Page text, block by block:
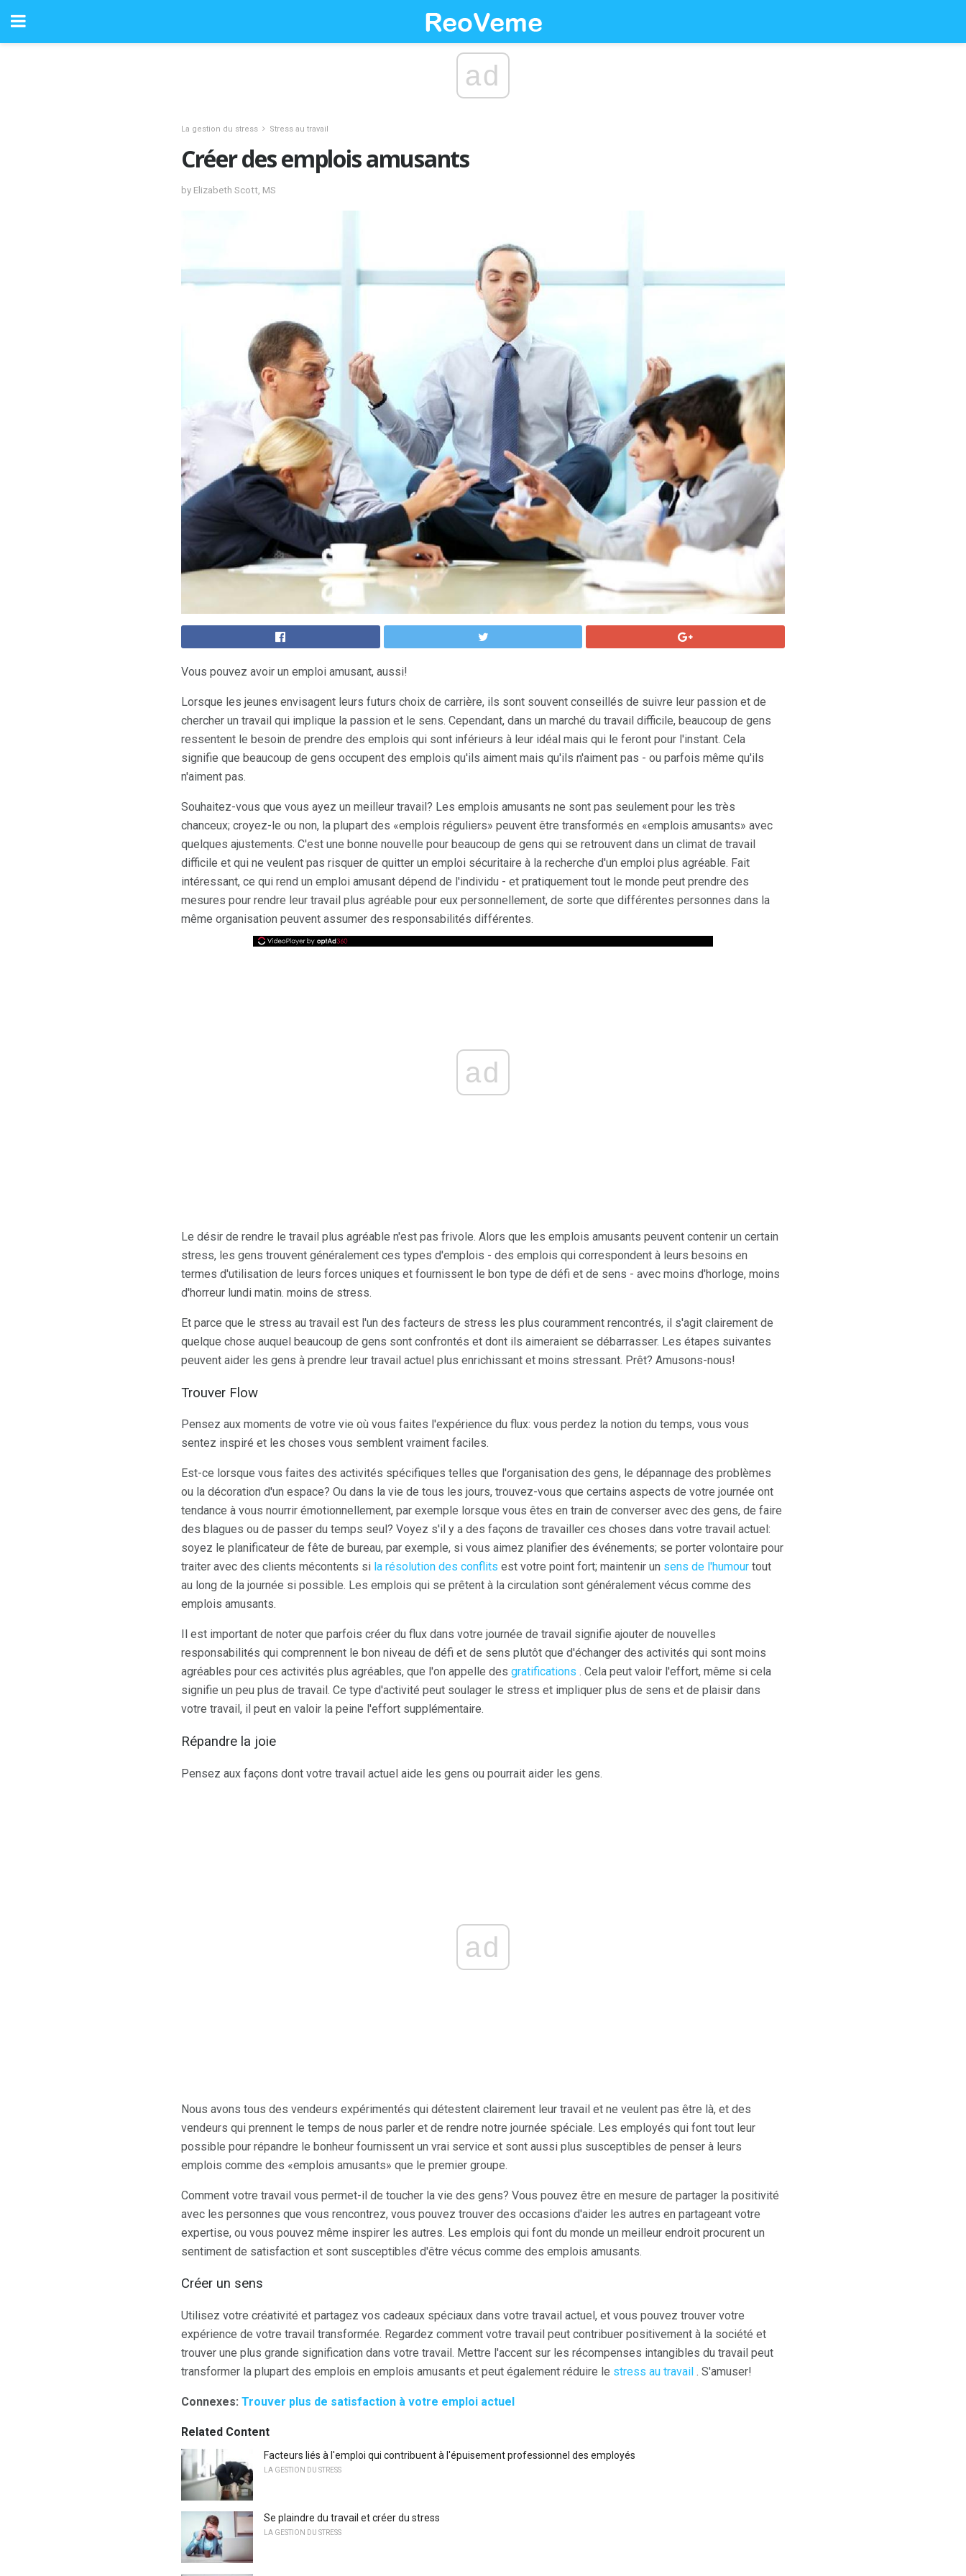
ad
La gestion du stress Stress au travail
Créer des emplois amusants
by Elizabeth Scott, MS
Vous pouvez avoir un emploi amusant, aussi!
Lorsque les jeunes envisagent leurs futurs choix de carrière, ils sont souvent conseillés de suivre leur passion et de
chercher un travail qui implique la passion et le sens. Cependant, dans un marché du travail difficile, beaucoup de gens
ressentent le besoin de prendre des emplois qui sont inférieurs à leur idéal mais qui le feront pour l'instant. Cela
signifie que beaucoup de gens occupent des emplois qu'ils aiment mais qu'ils n'aiment pas - ou parfois même qu'ils
n'aiment pas.
Souhaitez-vous que vous ayez un meilleur travail? Les emplois amusants ne sont pas seulement pour les très
chanceux; croyez-le ou non, la plupart des «emplois réguliers» peuvent être transformés en «emplois amusants» avec
quelques ajustements. C'est une bonne nouvelle pour beaucoup de gens qui se retrouvent dans un climat de travail
difficile et qui ne veulent pas risquer de quitter un emploi sécuritaire à la recherche d'un emploi plus agréable. Fait
intéressant, ce qui rend un emploi amusant dépend de l'individu - et pratiquement tout le monde peut prendre des
mesures pour rendre leur travail plus agréable pour eux personnellement, de sorte que différentes personnes dans la
même organisation peuvent assumer des responsabilités différentes.
ad
Le désir de rendre le travail plus agréable n'est pas frivole. Alors que les emplois amusants peuvent contenir un certain
stress, les gens trouvent généralement ces types d'emplois - des emplois qui correspondent à leurs besoins en
termes d'utilisation de leurs forces uniques et fournissent le bon type de défi et de sens - avec moins d'horloge, moins
d'horreur lundi matin. moins de stress.
Et parce que le stress au travail est l'un des facteurs de stress les plus couramment rencontrés, il s'agit clairement de
quelque chose auquel beaucoup de gens sont confrontés et dont ils aimeraient se débarrasser. Les étapes suivantes
peuvent aider les gens à prendre leur travail actuel plus enrichissant et moins stressant. Prêt? Amusons-nous!
Trouver Flow
Pensez aux moments de votre vie où vous faites l'expérience du flux: vous perdez la notion du temps, vous vous
sentez inspiré et les choses vous semblent vraiment faciles.
Est-ce lorsque vous faites des activités spécifiques telles que l'organisation des gens, le dépannage des problèmes
ou la décoration d'un espace? Ou dans la vie de tous les jours, trouvez-vous que certains aspects de votre journée ont
tendance à vous nourrir émotionnellement, par exemple lorsque vous êtes en train de converser avec des gens, de faire
des blagues ou de passer du temps seul? Voyez s'il y a des façons de travailler ces choses dans votre travail actuel:
soyez le planificateur de fête de bureau, par exemple, si vous aimez planifier des événements; se porter volontaire pour
traiter avec des clients mécontents si la résolution des conflits est votre point fort; maintenir un sens de l'humour tout
au long de la journée si possible. Les emplois qui se prêtent à la circulation sont généralement vécus comme des
emplois amusants.
Il est important de noter que parfois créer du flux dans votre journée de travail signifie ajouter de nouvelles
responsabilités qui comprennent le bon niveau de défi et de sens plutôt que d'échanger des activités qui sont moins
agréables pour ces activités plus agréables, que l'on appelle des gratifications . Cela peut valoir l'effort, même si cela
signifie un peu plus de travail. Ce type d'activité peut soulager le stress et impliquer plus de sens et de plaisir dans
votre travail, il peut en valoir la peine l'effort supplémentaire.
Répandre la joie
Pensez aux façons dont votre travail actuel aide les gens ou pourrait aider les gens.
ad
Nous avons tous des vendeurs expérimentés qui détestent clairement leur travail et ne veulent pas être là, et des
vendeurs qui prennent le temps de nous parler et de rendre notre journée spéciale. Les employés qui font tout leur
possible pour répandre le bonheur fournissent un vrai service et sont aussi plus susceptibles de penser à leurs
emplois comme des «emplois amusants» que le premier groupe.
Comment votre travail vous permet-il de toucher la vie des gens? Vous pouvez être en mesure de partager la positivité
avec les personnes que vous rencontrez, vous pouvez trouver des occasions d'aider les autres en partageant votre
expertise, ou vous pouvez même inspirer les autres. Les emplois qui font du monde un meilleur endroit procurent un
sentiment de satisfaction et sont susceptibles d'être vécus comme des emplois amusants.
Créer un sens
Utilisez votre créativité et partagez vos cadeaux spéciaux dans votre travail actuel, et vous pouvez trouver votre
expérience de votre travail transformée. Regardez comment votre travail peut contribuer positivement à la société et
trouver une plus grande signification dans votre travail. Mettre l'accent sur les récompenses intangibles du travail peut
transformer la plupart des emplois en emplois amusants et peut également réduire le stress au travail . S'amuser!
Connexes: Trouver plus de satisfaction à votre emploi actuel
Related Content
Facteurs liés à l'emploi qui contribuent à l'épuisement professionnel des employés
LA GESTION DU STRESS
Se plaindre du travail et créer du stress
LA GESTION DU STRESS